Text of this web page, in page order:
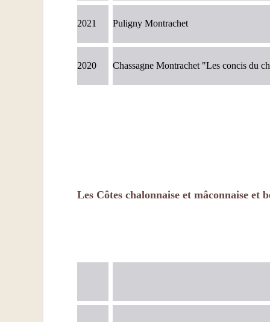
2021 Puligny Montrachet
2020 Chassagne Montrachet "Les concis du
Les Côtes chalonnaise et mâconnaise et